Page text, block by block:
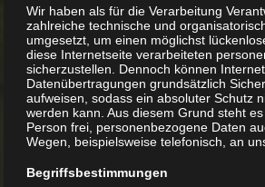
Wir haben als für die Verarbeitung
zahlreiche technische und
umgesetzt, um einen möglichst
diese Internetseite verarbeiteten
sicherzustellen. Dennoch können
Datenübertragungen grundsätzlich
aufweisen, sodass ein absoluter Schutz
werden kann. Aus diesem Grund steht
Person frei, personenbezogene Daten
Wegen, beispielsweise telefonisch, an
Begriffsbestimmungen